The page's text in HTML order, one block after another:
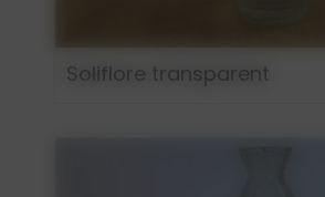
Soliflore transparent